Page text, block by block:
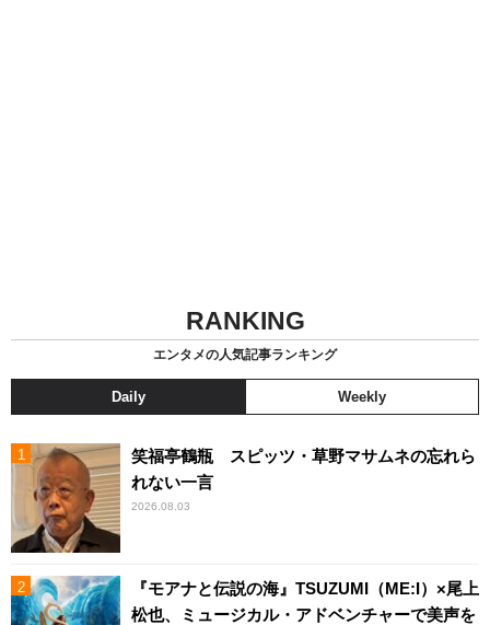
RANKING
エンタメの人気記事ランキング
Daily Weekly
笑福亭鶴瓶 スピッツ・草野マサムネの忘れら
れない一言
2026.08.03
『モアナと伝説の海』TSUZUMI（ME:I）×尾上
松也、ミュージカル・アドベンチャーで美声を